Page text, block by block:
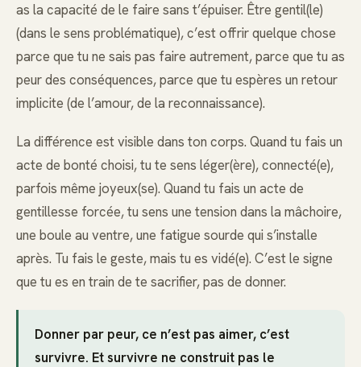
as la capacité de le faire sans t’épuiser. Être gentil(le)
(dans le sens problématique), c’est offrir quelque chose
parce que tu ne sais pas faire autrement, parce que tu as
peur des conséquences, parce que tu espères un retour
implicite (de l’amour, de la reconnaissance).
La différence est visible dans ton corps. Quand tu fais un
acte de bonté choisi, tu te sens léger(ère), connecté(e),
parfois même joyeux(se). Quand tu fais un acte de
gentillesse forcée, tu sens une tension dans la mâchoire,
une boule au ventre, une fatigue sourde qui s’installe
après. Tu fais le geste, mais tu es vidé(e). C’est le signe
que tu es en train de te sacrifier, pas de donner.
Donner par peur, ce n’est pas aimer, c’est
survivre. Et survivre ne construit pas le